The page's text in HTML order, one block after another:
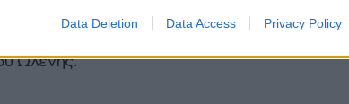
Data Deletion Data Access Privacy Policy
περιοχές όπως η Αρχαία Ολυμπία, το Φλόκα,
Ωλένης.